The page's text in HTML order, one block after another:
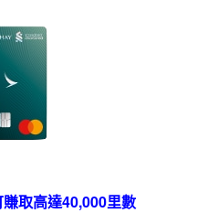
賺取高達40,000里數